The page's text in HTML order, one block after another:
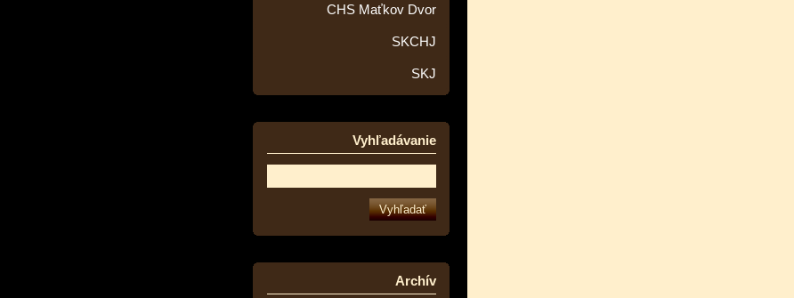
CHS Maťkov Dvor
SKCHJ
SKJ
Vyhľadávanie
Archív